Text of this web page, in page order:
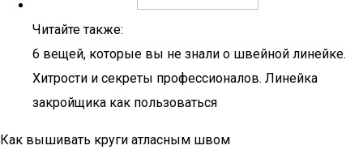
Читайте также:
6 вещей, которые вы не знали о швейной линейке.
Хитрости и секреты профессионалов. Линейка
закройщика как пользоваться
Как вышивать круги атласным швом